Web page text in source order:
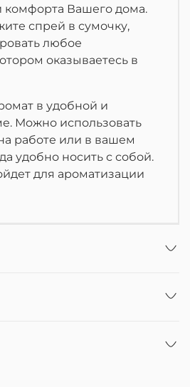
комфорта Вашего дома.
спрей в сумочку,
любое
оказываетесь в
в удобной и
Можно использовать
работе или в вашем
удобно носить с собой.
для ароматизации